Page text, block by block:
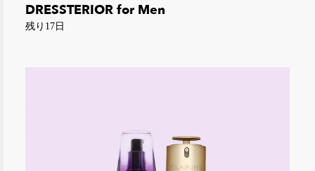
DRESSTERIOR for Men
残り17日